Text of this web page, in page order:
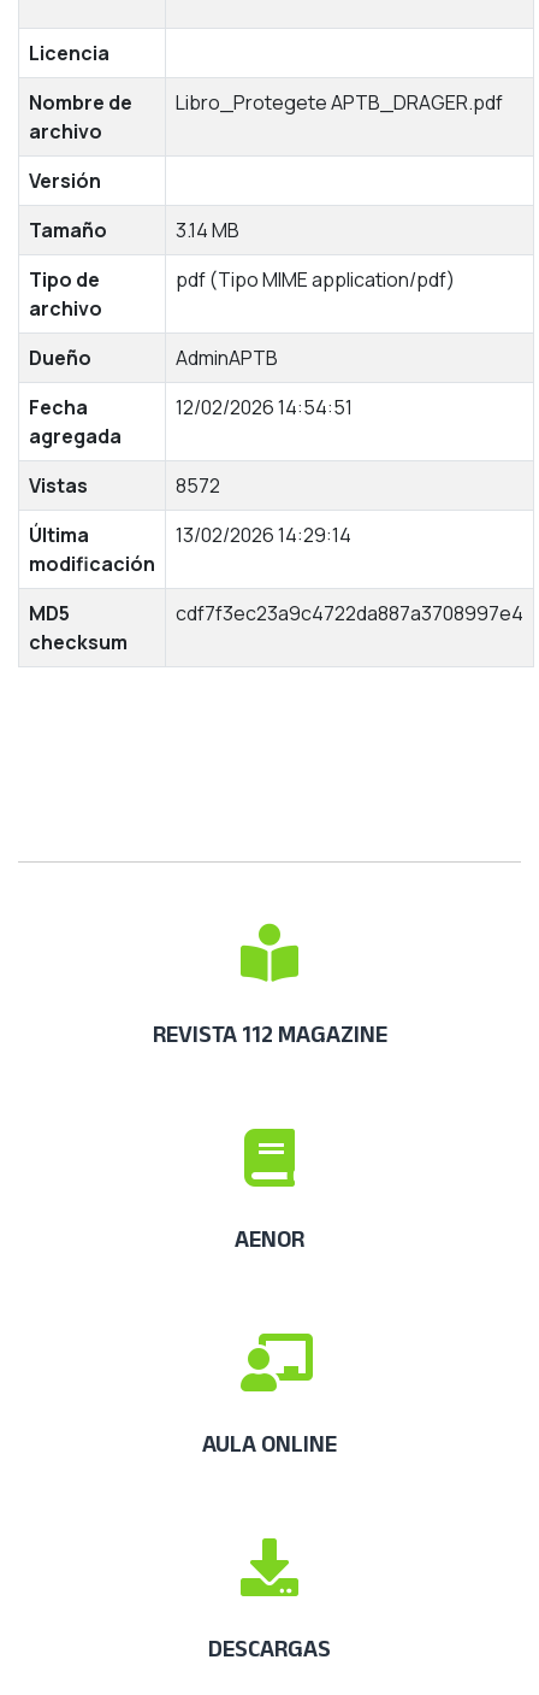
Licencia
Nombre de
archivo
Libro_Protegete APTB_DRAGER.pdf
Versión
Tamaño
3.14 MB
Tipo de
archivo
pdf (Tipo MIME application/pdf)
Dueño
AdminAPTB
Fecha
agregada
12/02/2026 14:54:51
Vistas
8572
Última
modificación
13/02/2026 14:29:14
MD5
checksum
cdf7f3ec23a9c4722da887a3708997e4
REVISTA 112 MAGAZINE
AENOR
AULA ONLINE
DESCARGAS